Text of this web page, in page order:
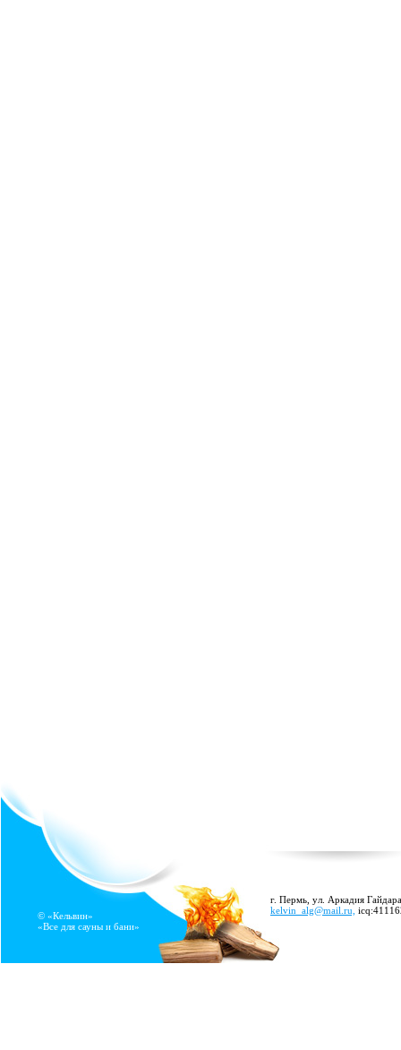
© «Кельвин»
«Все для сауны и бани»
г. Пермь, ул. Аркадия
kelvin_alg@mail.ru,